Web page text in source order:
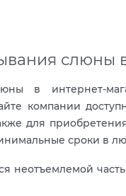
слюны
в интернет-
компании
для
сроки в
неотъемлемой